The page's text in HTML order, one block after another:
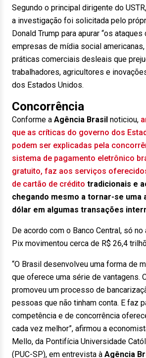
Segundo o principal dirigente do
a investigação foi solicitada pelo
Donald Trump para apurar “os
empresas de mídia social
práticas comerciais desleais que
trabalhadores, agricultores e
dos Estados Unidos.
Concorrência
Conforme a Agência Brasil noticiou,
que as críticas do governo dos
podem ser explicadas pela
sistema de pagamento eletrônico
gratuito, faz aos serviços
de cartão de crédito tradicionais e
chegando mesmo a tornar-se uma
dólar em algumas transações
De acordo com o Banco Central, só
Pix movimentou cerca de R$ 26,4
“O Brasil desenvolveu uma forma de
que oferece uma série de vantagens.
promoveu um processo de
pessoas que não tinham conta. E faz
competência e de concorrência
cada vez melhor”, afirmou a
Mello, da Pontifícia Universidade
(PUC-SP), em entrevista à Agência